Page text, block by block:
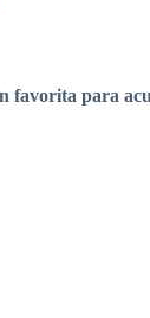
favorita para